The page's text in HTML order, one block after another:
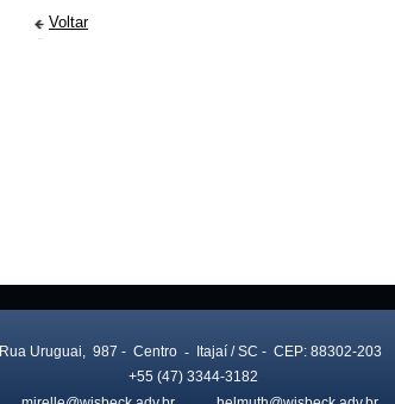
Voltar
Rua Uruguai, 987 - Centro - Itajaí / SC - CEP: 88302-203
+55 (47) 3344-3182